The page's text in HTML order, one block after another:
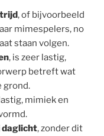
, of bijvoorbeeld
mimespelers, no
staan volgen.
, is zeer lastig,
betreft wat
grond.
mimiek en
daglicht, zonder dit